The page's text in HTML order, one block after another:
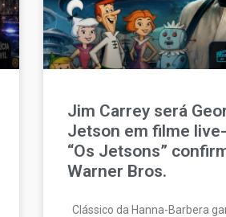
Jim Carrey será
Jetson em filme
“Os Jetsons”
Warner Bros.
Clássico da Hanna-Barbera